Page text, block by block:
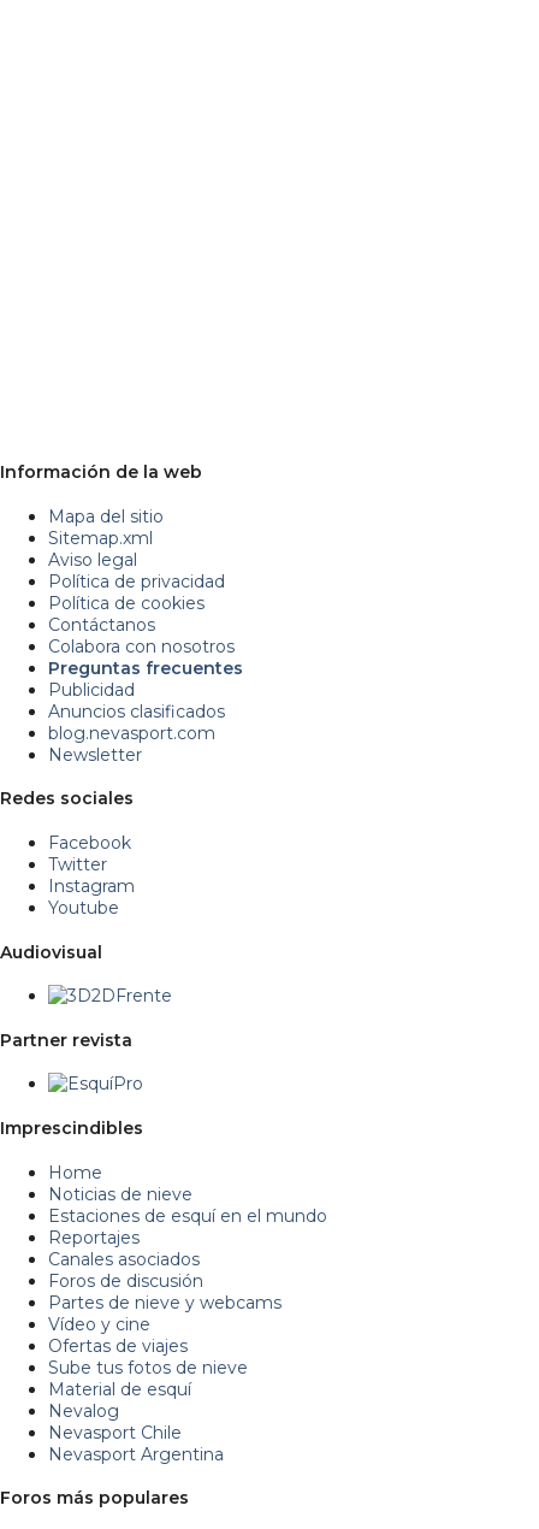
Información de la web
Mapa del sitio
Sitemap.xml
Aviso legal
Política de privacidad
Política de cookies
Contáctanos
Colabora con nosotros
Preguntas frecuentes
Publicidad
Anuncios clasificados
blog.nevasport.com
Newsletter
Redes sociales
Facebook
Twitter
Instagram
Youtube
Audiovisual
Partner revista
Imprescindibles
Home
Noticias de nieve
Estaciones de esquí en el mundo
Reportajes
Canales asociados
Foros de discusión
Partes de nieve y webcams
Vídeo y cine
Ofertas de viajes
Sube tus fotos de nieve
Material de esquí
Nevalog
Nevasport Chile
Nevasport Argentina
Foros más populares